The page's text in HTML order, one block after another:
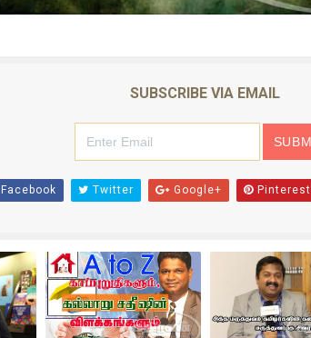
SUBSCRIBE VIA EMAIL
Facebook Twitter Google+ Pinterest